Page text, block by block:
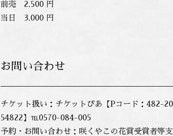
前売 2,500 円
当日 3,000 円
お問い合わせ
チケット扱い：チケットぴあ【Pコード：
54822】℡0570-084-005
予約・お問い合わせ：咲くやこの花賞受賞者